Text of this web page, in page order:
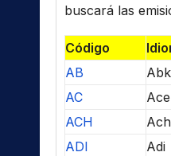
buscará las
Código
AB
AC
ACH
ADI
Adi